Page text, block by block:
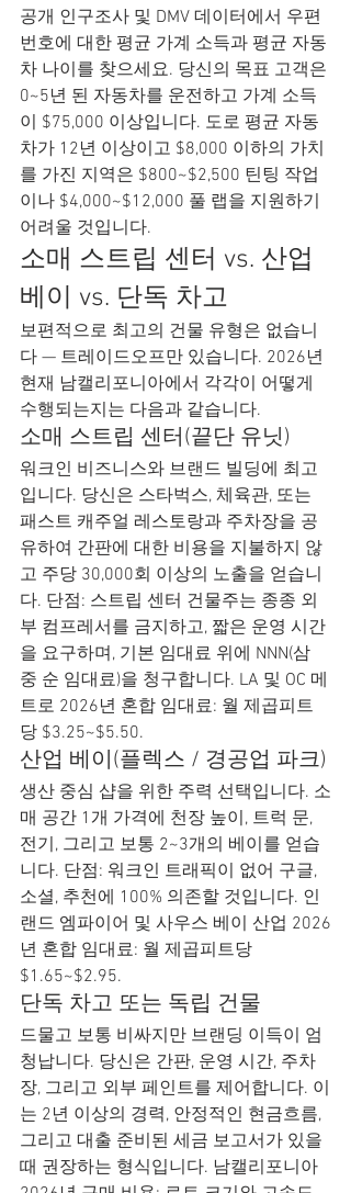
공개 인구조사 및 DMV 데이터에서 우편
번호에 대한 평균 가계 소득과 평균 자동
차 나이를 찾으세요. 당신의 목표 고객은
0~5년 된 자동차를 운전하고 가계 소득
이 $75,000 이상입니다. 도로 평균 자동
차가 12년 이상이고 $8,000 이하의 가치
를 가진 지역은 $800~$2,500 틴팅 작업
이나 $4,000~$12,000 풀 랩을 지원하기
어려울 것입니다.
소매 스트립 센터 vs. 산업
베이 vs. 단독 차고
보편적으로 최고의 건물 유형은 없습니
다 — 트레이드오프만 있습니다. 2026년
현재 남캘리포니아에서 각각이 어떻게
수행되는지는 다음과 같습니다.
소매 스트립 센터(끝단 유닛)
워크인 비즈니스와 브랜드 빌딩에 최고
입니다. 당신은 스타벅스, 체육관, 또는
패스트 캐주얼 레스토랑과 주차장을 공
유하여 간판에 대한 비용을 지불하지 않
고 주당 30,000회 이상의 노출을 얻습니
다. 단점: 스트립 센터 건물주는 종종 외
부 컴프레서를 금지하고, 짧은 운영 시간
을 요구하며, 기본 임대료 위에 NNN(삼
중 순 임대료)을 청구합니다. LA 및 OC 메
트로 2026년 혼합 임대료: 월 제곱피트
당 $3.25~$5.50.
산업 베이(플렉스 / 경공업 파크)
생산 중심 샵을 위한 주력 선택입니다. 소
매 공간 1개 가격에 천장 높이, 트럭 문,
전기, 그리고 보통 2~3개의 베이를 얻습
니다. 단점: 워크인 트래픽이 없어 구글,
소셜, 추천에 100% 의존할 것입니다. 인
랜드 엠파이어 및 사우스 베이 산업 2026
년 혼합 임대료: 월 제곱피트당
$1.65~$2.95.
단독 차고 또는 독립 건물
드물고 보통 비싸지만 브랜딩 이득이 엄
청납니다. 당신은 간판, 운영 시간, 주차
장, 그리고 외부 페인트를 제어합니다. 이
는 2년 이상의 경력, 안정적인 현금흐름,
그리고 대출 준비된 세금 보고서가 있을
때 권장하는 형식입니다. 남캘리포니아